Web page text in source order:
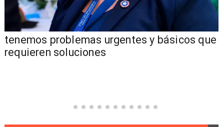
tenemos problemas urgentes y básicos que
requieren soluciones